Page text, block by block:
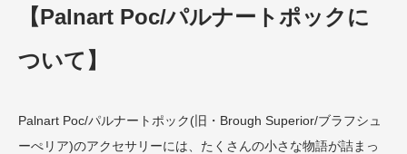
【Palnart Poc/パルナートポックに
ついて】
Palnart Poc/パルナートポック(旧・Brough Superior/ブラフシュ
ーぺリア)のアクセサリーには、たくさんの小さな物語が詰まっ